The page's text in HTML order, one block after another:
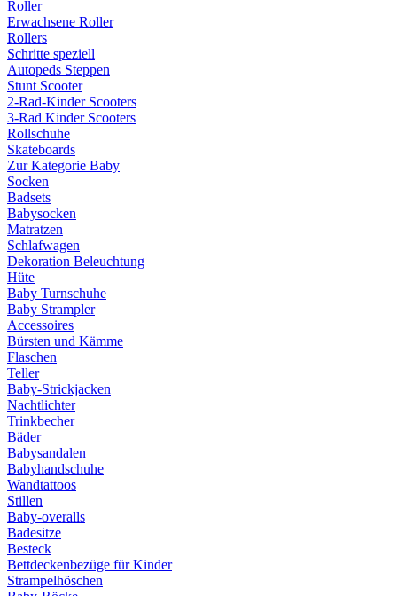
Roller
Erwachsene Roller
Rollers
Schritte speziell
Autopeds Steppen
Stunt Scooter
2-Rad-Kinder Scooters
3-Rad Kinder Scooters
Rollschuhe
Skateboards
Zur Kategorie Baby
Socken
Badsets
Babysocken
Matratzen
Schlafwagen
Dekoration Beleuchtung
Hüte
Baby Turnschuhe
Baby Strampler
Accessoires
Bürsten und Kämme
Flaschen
Teller
Baby-Strickjacken
Nachtlichter
Trinkbecher
Bäder
Babysandalen
Babyhandschuhe
Wandtattoos
Stillen
Baby-overalls
Badesitze
Besteck
Bettdeckenbezüge für Kinder
Strampelhöschen